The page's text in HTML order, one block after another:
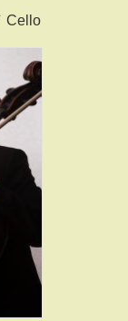
フィ
サイ
Cello